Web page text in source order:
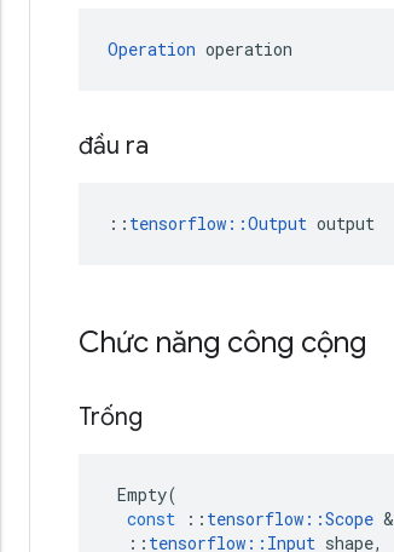
Operation operation
đầu ra
:: tensorflow::Output output
Chức năng công cộng
Trống
Empty(
const
:: tensorflow ::Scope &
:: tensorflow :: Input shape,